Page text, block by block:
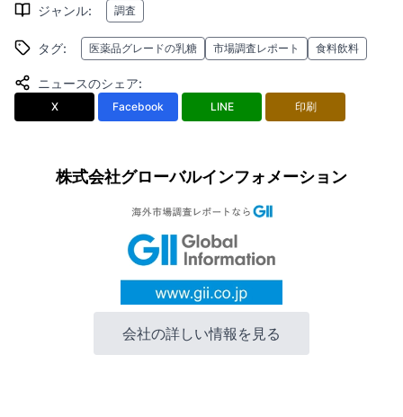
ジャンル: 調査
タグ: 医薬品グレードの乳糖 市場調査レポート 食料飲料
ニュースのシェア:
X Facebook LINE 印刷
株式会社グローバルインフォメーション
会社の詳しい情報を見る